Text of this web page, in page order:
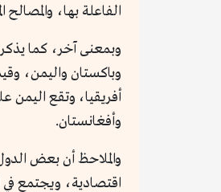
الفاعلة بها، والمصالح
وبمعنى آخر، كما يذكر
وباكستان واليمن،
أفريقيا، وتقع اليمن
وأفغانستان.
والملاحظ أن بعض
اقتصادية، ويجتمع في